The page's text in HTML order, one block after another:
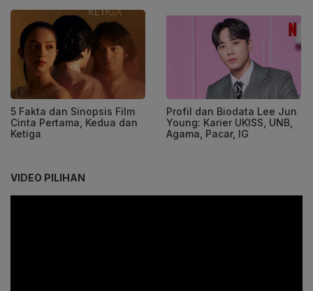
5 Fakta dan Sinopsis Film
Cinta Pertama, Kedua dan
Ketiga
Profil dan Biodata Lee Jun
Young: Karier UKISS, UNB,
Agama, Pacar, IG
VIDEO PILIHAN